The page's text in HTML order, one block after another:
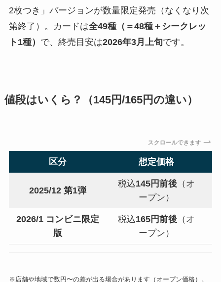
2枚つき」バージョンが数量限定発売（なくなり次
第終了）。カードは全49種（＝48種＋シークレッ
ト1種） で、終売目安は2026年3月上旬です。
値段はいくら？（145円/165円の違い）
スクロールできます
区分 想定価格
2025/12 第1弾
税込145円前後（オ
ープン）
2026/1 コンビニ限定
版
税込165円前後（オ
ープン）
※店舗や地域で数円〜の差が出る場合があります（オープン価格）。